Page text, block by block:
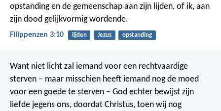
opstanding en de gemeenschap aan zijn lijden, of ik, aan
zijn dood gelijkvormig wordende.
Filippenzen 3:10 lijden Jezus opstanding
Want niet licht zal iemand voor een rechtvaardige
sterven – maar misschien heeft iemand nog de moed
voor een goede te sterven – God echter bewijst zijn
liefde jegens ons, doordat Christus, toen wij nog